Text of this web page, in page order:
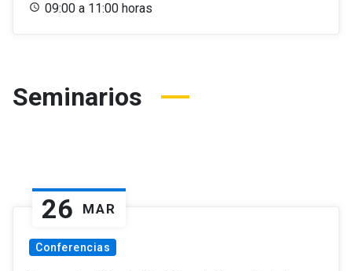
09:00 a 11:00 horas
Seminarios
26 MAR
Conferencias